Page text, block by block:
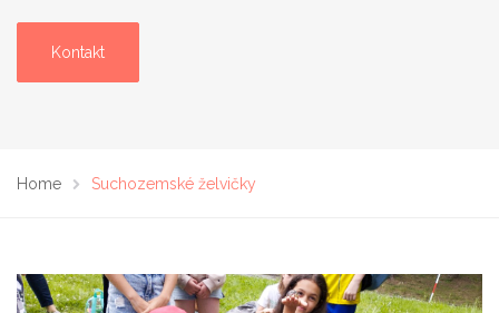
Kontakt
Home Suchozemské želvičky